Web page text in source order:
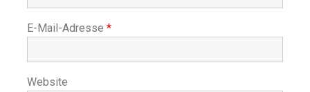
E-Mail-Adresse *
Website